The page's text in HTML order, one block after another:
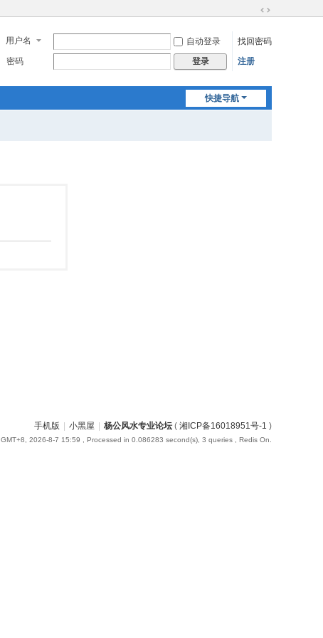
换
到
用户名 自动登录
找回密码
密码
登录 注册
快捷导航
手机版 小黑屋 杨公风水专业论坛 ( 湘ICP备16018951号-1 )
GMT+8, 2026-8-7 15:59 , Processed in 0.086283 second(s), 3 queries , Redis On.